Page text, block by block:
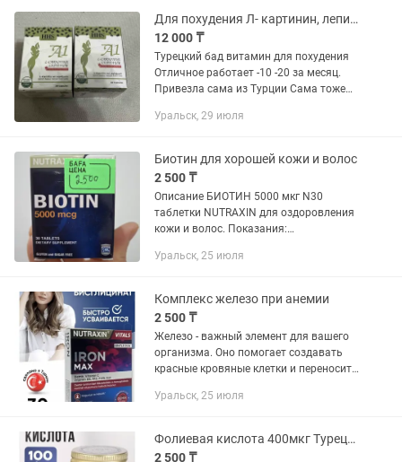
Для похудения Л- картинин, лепидиум
12 000 ₸
Турецкий бад витамин для похудения
Отличное работает -10 -20 за месяц.
Привезла сама из Турции Сама тоже
Оригинал, есть доставка
Уральск, 29 июля
Биотин для хорошей кожи и волос
2 500 ₸
Описание БИОТИН 5000 мкг N30
таблетки NUTRAXIN для оздоровления
кожи и волос. Показания:
клеток кожи, волос и нервной системы.
Уральск, 25 июля
Комплекс железо при анемии
2 500 ₸
Железо - важный элемент для вашего
организма. Оно помогает создавать
красные кровяные клетки и переносить
железа может вызывать усталость,
Уральск, 25 июля
Фолиевая кислота 400мкг Турецкого качества
2 500 ₸